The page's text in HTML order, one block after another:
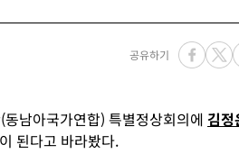
공유하기
남아국가연합) 특별정상회의에 김정
된다고 바라봤다.